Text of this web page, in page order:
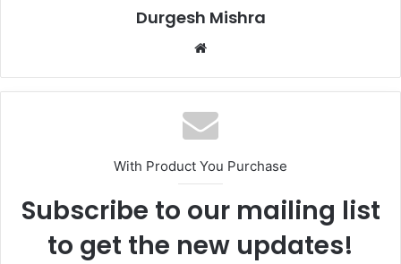
Durgesh Mishra
Website
With Product You Purchase
Subscribe to our mailing list
to get the new updates!